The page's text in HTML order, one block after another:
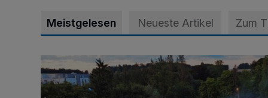
Meistgelesen Neueste Artikel Zum
Vier Tage mit vollem Programm